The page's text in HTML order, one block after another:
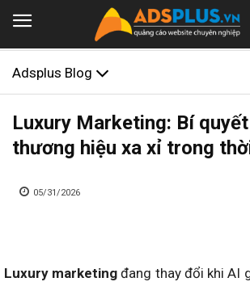
Adsplus Blog
Luxury Marketing: Bí
thương hiệu xa xỉ trong
05/31/2026
Luxury marketing đang thay đổi khi AI